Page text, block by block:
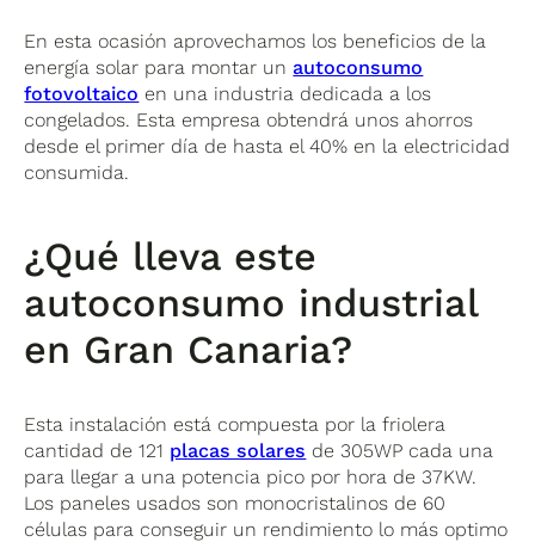
En esta ocasión aprovechamos los beneficios de la
energía solar para montar un autoconsumo
fotovoltaico en una industria dedicada a los
congelados. Esta empresa obtendrá unos ahorros
desde el primer día de hasta el 40% en la electricidad
consumida.
¿Qué lleva este
autoconsumo industrial
en Gran Canaria?
Esta instalación está compuesta por la friolera
cantidad de 121 placas solares de 305WP cada una
para llegar a una potencia pico por hora de 37KW.
Los paneles usados son monocristalinos de 60
células para conseguir un rendimiento lo más optimo